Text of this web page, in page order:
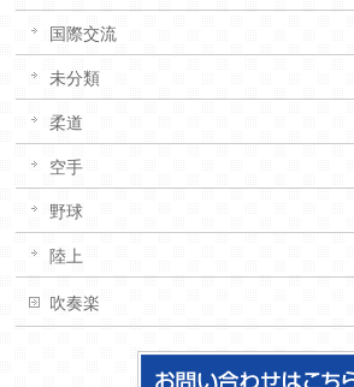
国際交流
未分類
柔道
空手
野球
陸上
吹奏楽